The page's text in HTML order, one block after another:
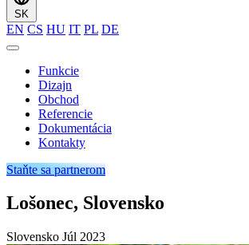
SK
EN CS HU IT PL DE
Funkcie
Dizajn
Obchod
Referencie
Dokumentácia
Kontakty
Staňte sa partnerom
Lošonec, Slovensko
Slovensko Júl 2023